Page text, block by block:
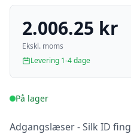
2.006.25 kr
Ekskl. moms
Levering 1-4 dage
På lager
Adgangslæser - Silk ID